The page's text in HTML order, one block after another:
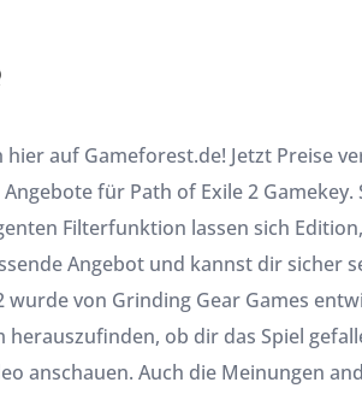
hier auf Gameforest.de! Jetzt Preise
für Path of Exile 2
Filterfunktion lassen sich
Angebot und kannst dir sicher
wurde von Grinding Gear Games
herauszufinden, ob dir das Spiel
anschauen. Auch die Meinungen